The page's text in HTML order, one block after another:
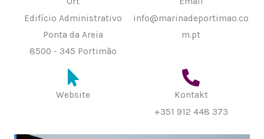
Edifício Administrativo
Ponta da Areia
8500 - 345 Portimão
info@marinadeportimao.co
m.pt
Website
Kontakt
+351 912 448 373